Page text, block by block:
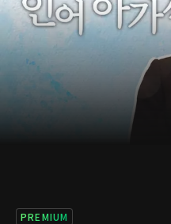
PREMIUM